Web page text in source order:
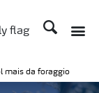
Cerca
mais da foraggio